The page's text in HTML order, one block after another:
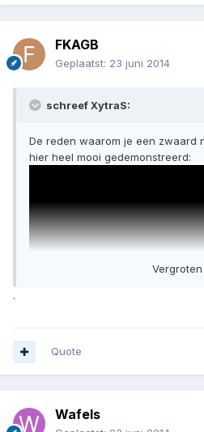
FKAGB
Geplaatst: 23 juni 2014
schreef XytraS:
De reden waarom je een zwaard
hier heel mooi gedemonstreerd:
Vergroten
.
Quote
Wafels